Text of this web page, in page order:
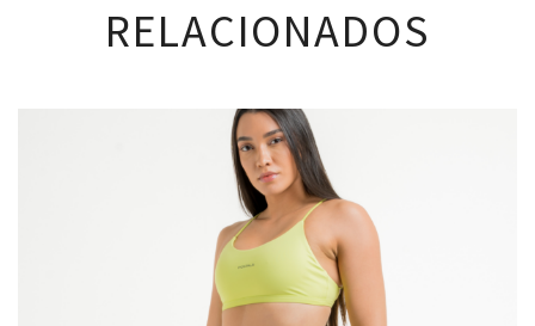
RELACIONADOS